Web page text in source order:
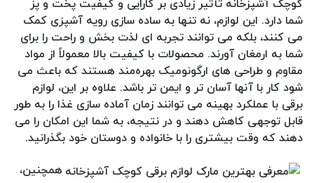
شما دارد. این لوازم، نه تنها به ساده سازی رویه آشپزی کمک
می‌ کنند، بلکه می‌ توانند تجربه‌ ای لذت‌ بخش و راحت را برای
شما به ارمغان آورند. محصولات با کیفیت بالا معمولاً از مواد
مقاوم و طراحی‌ های ارگونومیک بهره‌مند هستند که باعث می‌
شود کار با آنها آسان‌ تر و ایمن‌ تر باشد. علاوه بر این، لوازم
برقی با عملکرد بهینه می‌ توانند زمان آماده‌ سازی غذا را به طور
قابل توجهی کاهش دهند و در نتیجه، به شما این امکان را می‌
دهند که وقت بیشتری را با خانواده و دوستان خود بگذرانید.
همچنین،